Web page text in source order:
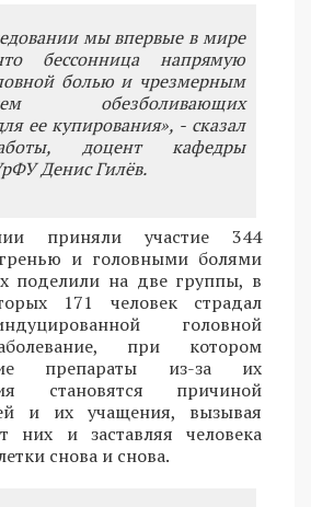
мы впервые в мире
бессонница напрямую
болью и чрезмерным
обезболивающих
ее купирования», - сказал
доцент кафедры
Денис Гилёв.
приняли участие 344
и головными болями
поделили на две группы, в
171 человек страдал
индуцированной головной
при котором
препараты из-за их
становятся причиной
и их учащения, вызывая
них и заставляя человека
снова и снова.